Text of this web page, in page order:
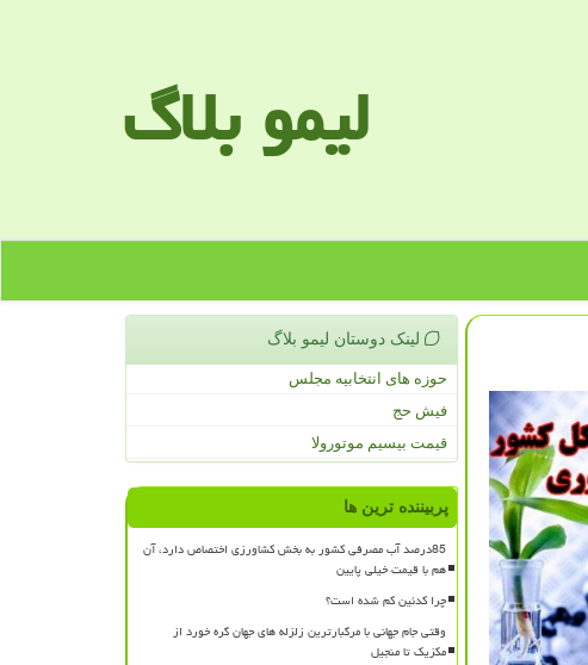
لیمو بلاگ
لینک دوستان لیمو بلاگ
حوزه های انتخابیه مجلس
فیش حج
قیمت بیسیم موتورولا
پربیننده ترین ها
85درصد آب مصرفی کشور به بخش کشاورزی اختصاص دارد، آن
هم با قیمت خیلی پایین
چرا کدئین کم شده است؟
وقتی جام جهانی با مرگبارترین زلزله های جهان گره خورد از
مکزیک تا منجیل